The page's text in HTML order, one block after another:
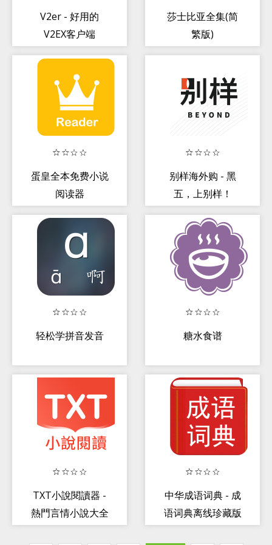
V2er - 好用的
V2EX客户端
莎士比亚全集(简
繁版)
蛋皇全本免费小说
阅读器
别样海外购 - 黑
五，上别样！
轻松学拼音发音 糖水食谱
TXT小說閱讀器 -
熱門言情小說大全
中华成语词典 - 成
语词典离线珍藏版